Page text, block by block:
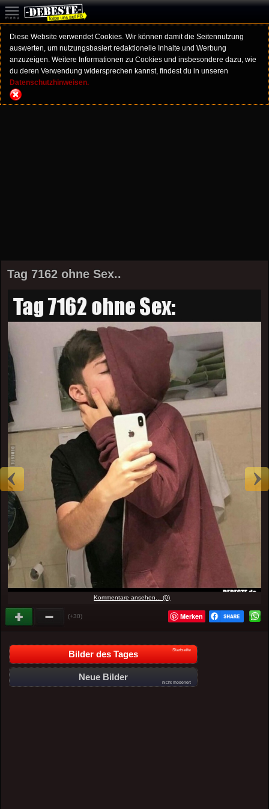
Diese Website verwendet Cookies. Wir können damit die Seitennutzung
auswerten, um nutzungsbasiert redaktionelle Inhalte und Werbung
anzuzeigen. Weitere Informationen zu Cookies und insbesondere dazu, wie
du deren Verwendung widersprechen kannst, findest du in unseren
Datenschutzhinweisen.
Tag 7162 ohne Sex..
Kommentare ansehen... (0)
(+30) Merken
Bilder des Tages Startseite
Neue Bilder
nicht moderiert